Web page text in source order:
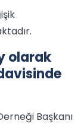
olarak
Başkanı